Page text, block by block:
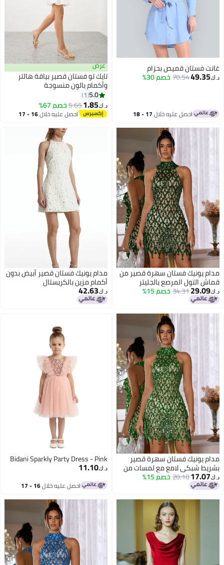
غانت فستان قميص بحزام
د.ك‏49.35
70.54خصم 30%
احصل عليه خلال 17 - 18
عرض
تايك تو فستان قصير بياقة هالتر
وأكمام بالون منسوجة
5.0
1
د.ك‏1.85
5.65خصم 67%
احصل عليه خلال 16 - 17
مدام يونيك فستان سهرة قصير من
قماش التول المرصع بالجليتر
والأحجار الكريمة
د.ك‏29.09
34.31خصم 15%
مدام يونيك فستان قصير أبيض بدون
أكمام مزين بالكريستال
د.ك‏42.63
مدام يونيك فستان سهرة قصير
بشريط شبكي لامع مع لمسات من
الماس
د.ك‏17.07
20.10خصم 15%
Bidani Sparkly Party Dress - Pink
د.ك‏11.10
احصل عليه خلال 16 - 17
اغسطس